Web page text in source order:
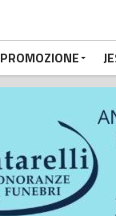
PROMOZIONE